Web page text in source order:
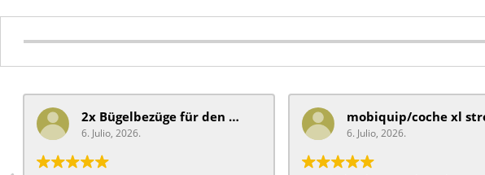
2x Bügelbezüge für ​den Schiebegriff
6. Julio, 2026. 6. Julio, 2026.